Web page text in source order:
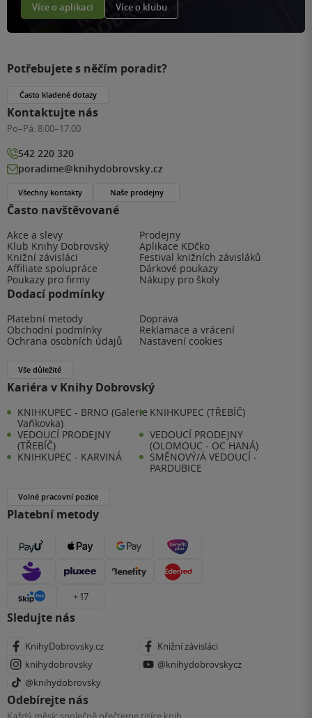
Více o aplikaci Více o klubu
Často navštěvované
Akce a slevy
Prodejny
Klub Knihy Dobrovský
Aplikace KDčko
Knižní závisláci
Festival knižních závisláků
Affiliate spolupráce
Dárkové poukazy
Poukazy pro firmy
Nákupy pro školy
Dodací podmínky
Platební metody
Doprava
Obchodní podmínky
Reklamace a vrácení
Ochrana osobních údajů
Nastavení cookies
Vše důležité
Kariéra v Knihy Dobrovský
KNIHKUPEC - BRNO (Galerie
Vaňkovka)
KNIHKUPEC (TŘEBÍČ)
VEDOUCÍ PRODEJNY
(TŘEBÍČ)
VEDOUCÍ PRODEJNY
(OLOMOUC - OC HANÁ)
KNIHKUPEC - KARVINÁ
SMĚNOVÝ/Á VEDOUCÍ -
PARDUBICE
Volné pracovní pozice
Platební metody
+ 17
Sledujte nás
KnihyDobrovsky.cz
Knižní závisláci
knihydobrovsky
@knihydobrovskycz
@knihydobrovsky
Odebírejte nás
Potřebujete s něčím poradit?
Často kladené dotazy
Kontaktujte nás
Po–Pá: 8:00–17:00
542 220 320
poradime@knihydobrovsky.cz
Všechny kontakty Naše prodejny